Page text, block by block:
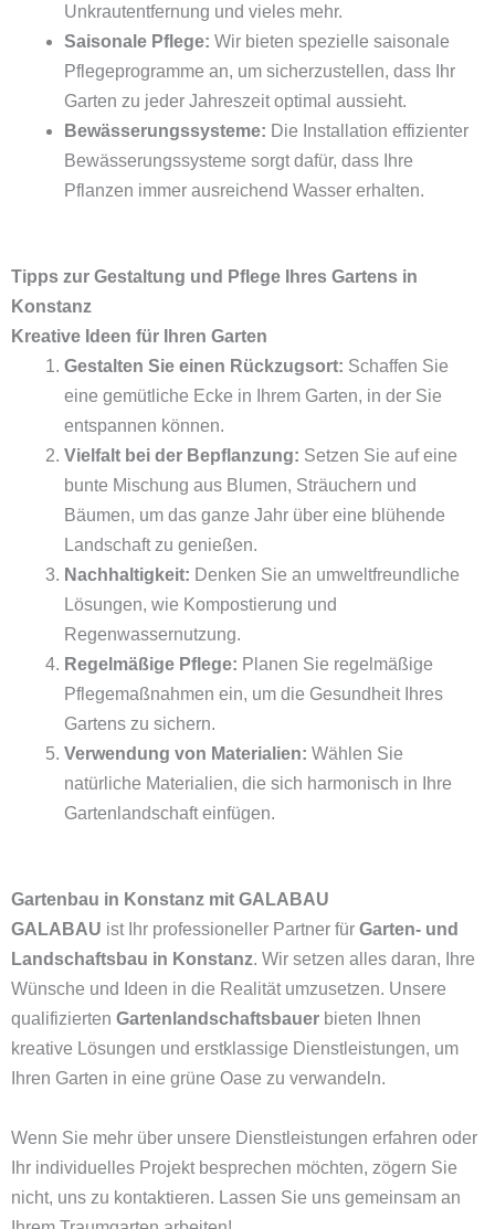
Unkrautentfernung und vieles mehr.
Saisonale Pflege: Wir bieten spezielle saisonale
Pflegeprogramme an, um sicherzustellen, dass Ihr
Garten zu jeder Jahreszeit optimal aussieht.
Bewässerungssysteme: Die Installation effizienter
Bewässerungssysteme sorgt dafür, dass Ihre
Pflanzen immer ausreichend Wasser erhalten.
Tipps zur Gestaltung und Pflege Ihres Gartens in
Konstanz
Kreative Ideen für Ihren Garten
Gestalten Sie einen Rückzugsort: Schaffen Sie
eine gemütliche Ecke in Ihrem Garten, in der Sie
entspannen können.
Vielfalt bei der Bepflanzung: Setzen Sie auf eine
bunte Mischung aus Blumen, Sträuchern und
Bäumen, um das ganze Jahr über eine blühende
Landschaft zu genießen.
Nachhaltigkeit: Denken Sie an umweltfreundliche
Lösungen, wie Kompostierung und
Regenwassernutzung.
Regelmäßige Pflege: Planen Sie regelmäßige
Pflegemaßnahmen ein, um die Gesundheit Ihres
Gartens zu sichern.
Verwendung von Materialien: Wählen Sie
natürliche Materialien, die sich harmonisch in Ihre
Gartenlandschaft einfügen.
Gartenbau in Konstanz mit GALABAU
GALABAU ist Ihr professioneller Partner für Garten- und
Landschaftsbau in Konstanz. Wir setzen alles daran, Ihre
Wünsche und Ideen in die Realität umzusetzen. Unsere
qualifizierten Gartenlandschaftsbauer bieten Ihnen
kreative Lösungen und erstklassige Dienstleistungen, um
Ihren Garten in eine grüne Oase zu verwandeln.
Wenn Sie mehr über unsere Dienstleistungen erfahren oder
Ihr individuelles Projekt besprechen möchten, zögern Sie
nicht, uns zu kontaktieren. Lassen Sie uns gemeinsam an